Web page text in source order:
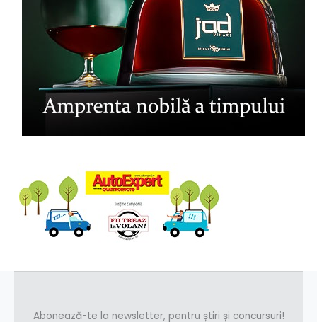
Abonează-te la newsletter, pentru știri și concursuri!